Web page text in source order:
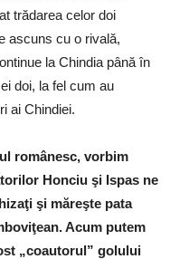
trădarea celor doi
ascuns cu o rivală,
la Chindia până în
doi, la fel cum au
ai Chindiei.
românesc, vorbim
Honciu şi Ispas ne
şi măreşte pata
Acum putem
„coautorul” golului